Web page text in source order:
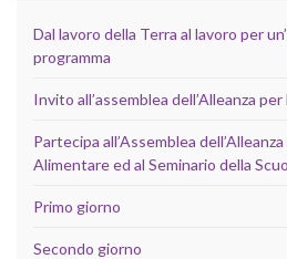
Dal lavoro della Terra al lavoro per
programma
Invito all’assemblea dell’Alleanza
Partecipa all’Assemblea
Alimentare ed al Seminario della
Primo giorno
Secondo giorno